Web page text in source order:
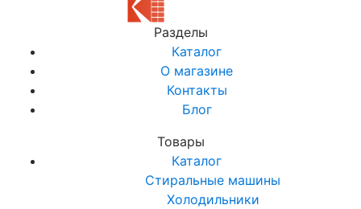
Разделы
Каталог
О магазине
Контакты
Блог
Товары
Каталог
Стиральные машины
Холодильники